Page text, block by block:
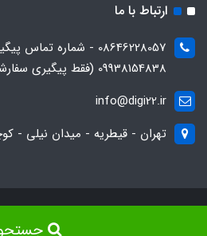
جستجو
ارتباط با ما
08646228057 - شماره
09938154838 (فقط پیگیری سفارشات)
info@digi22.ir
تهران - قیطریه - میدان نیلی -
محتوای سایت مشمول پیگرد قانونی میباشد